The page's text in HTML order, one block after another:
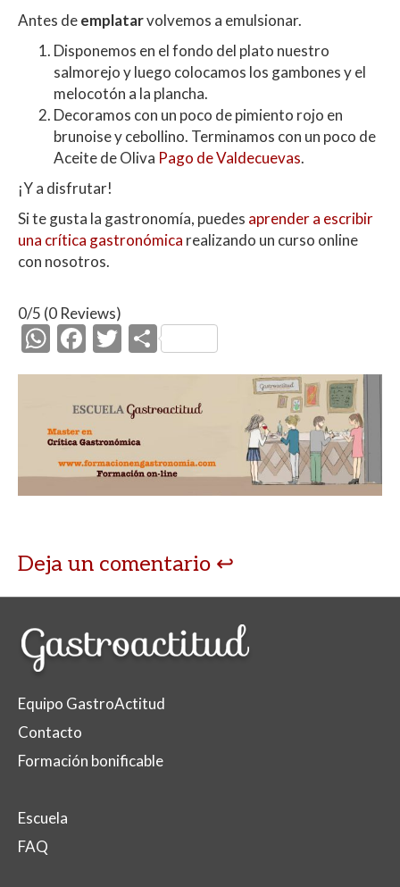
Antes deemplatarvolvemos a emulsionar.
Disponemos en el fondo del plato nuestro
salmorejo y luego colocamos los gambones y el
melocotón a la plancha.
Decoramos con un poco de pimiento rojo en
brunoise y cebollino. Terminamos con un poco de
Aceite de Oliva Pago de Valdecuevas.
¡Y a disfrutar!
Si te gusta la gastronomía, puedes aprender a escribir
una crítica gastronómica realizando un curso online
con nosotros.
0/5 (0 Reviews)
W
h
at
s
A
p
F
ac
e
b
o
o
T
w
itt
er
C
o
p
ar
ti
Deja un comentario
Equipo GastroActitud
Contacto
Formación bonificable
Escuela
FAQ